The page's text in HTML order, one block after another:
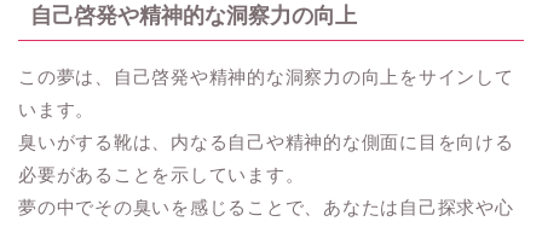
自己啓発や精神的な洞察力の向上
この夢は、自己啓発や精神的な洞察力の向上をサインして
います。
臭いがする靴は、内なる自己や精神的な側面に目を向ける
必要があることを示しています。
夢の中でその臭いを感じることで、あなたは自己探求や心